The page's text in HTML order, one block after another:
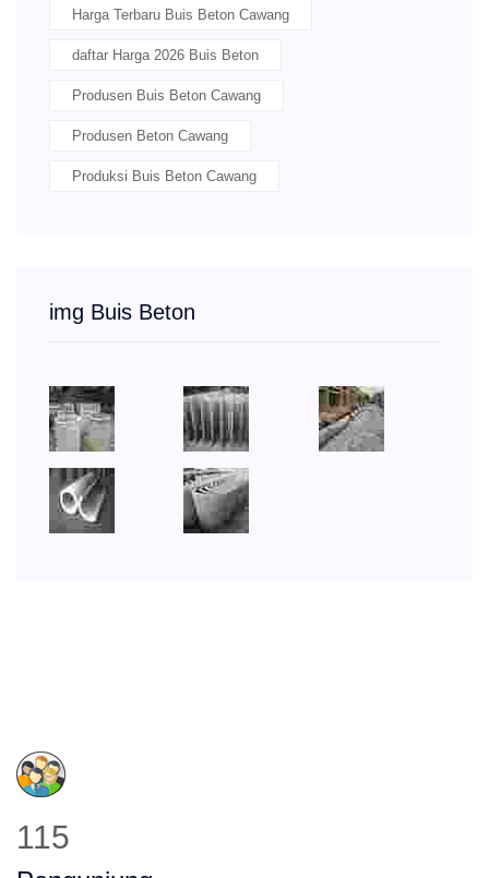
Harga Terbaru Buis Beton Cawang
daftar Harga 2026 Buis Beton
Produsen Buis Beton Cawang
Produsen Beton Cawang
Produksi Buis Beton Cawang
img Buis Beton
157